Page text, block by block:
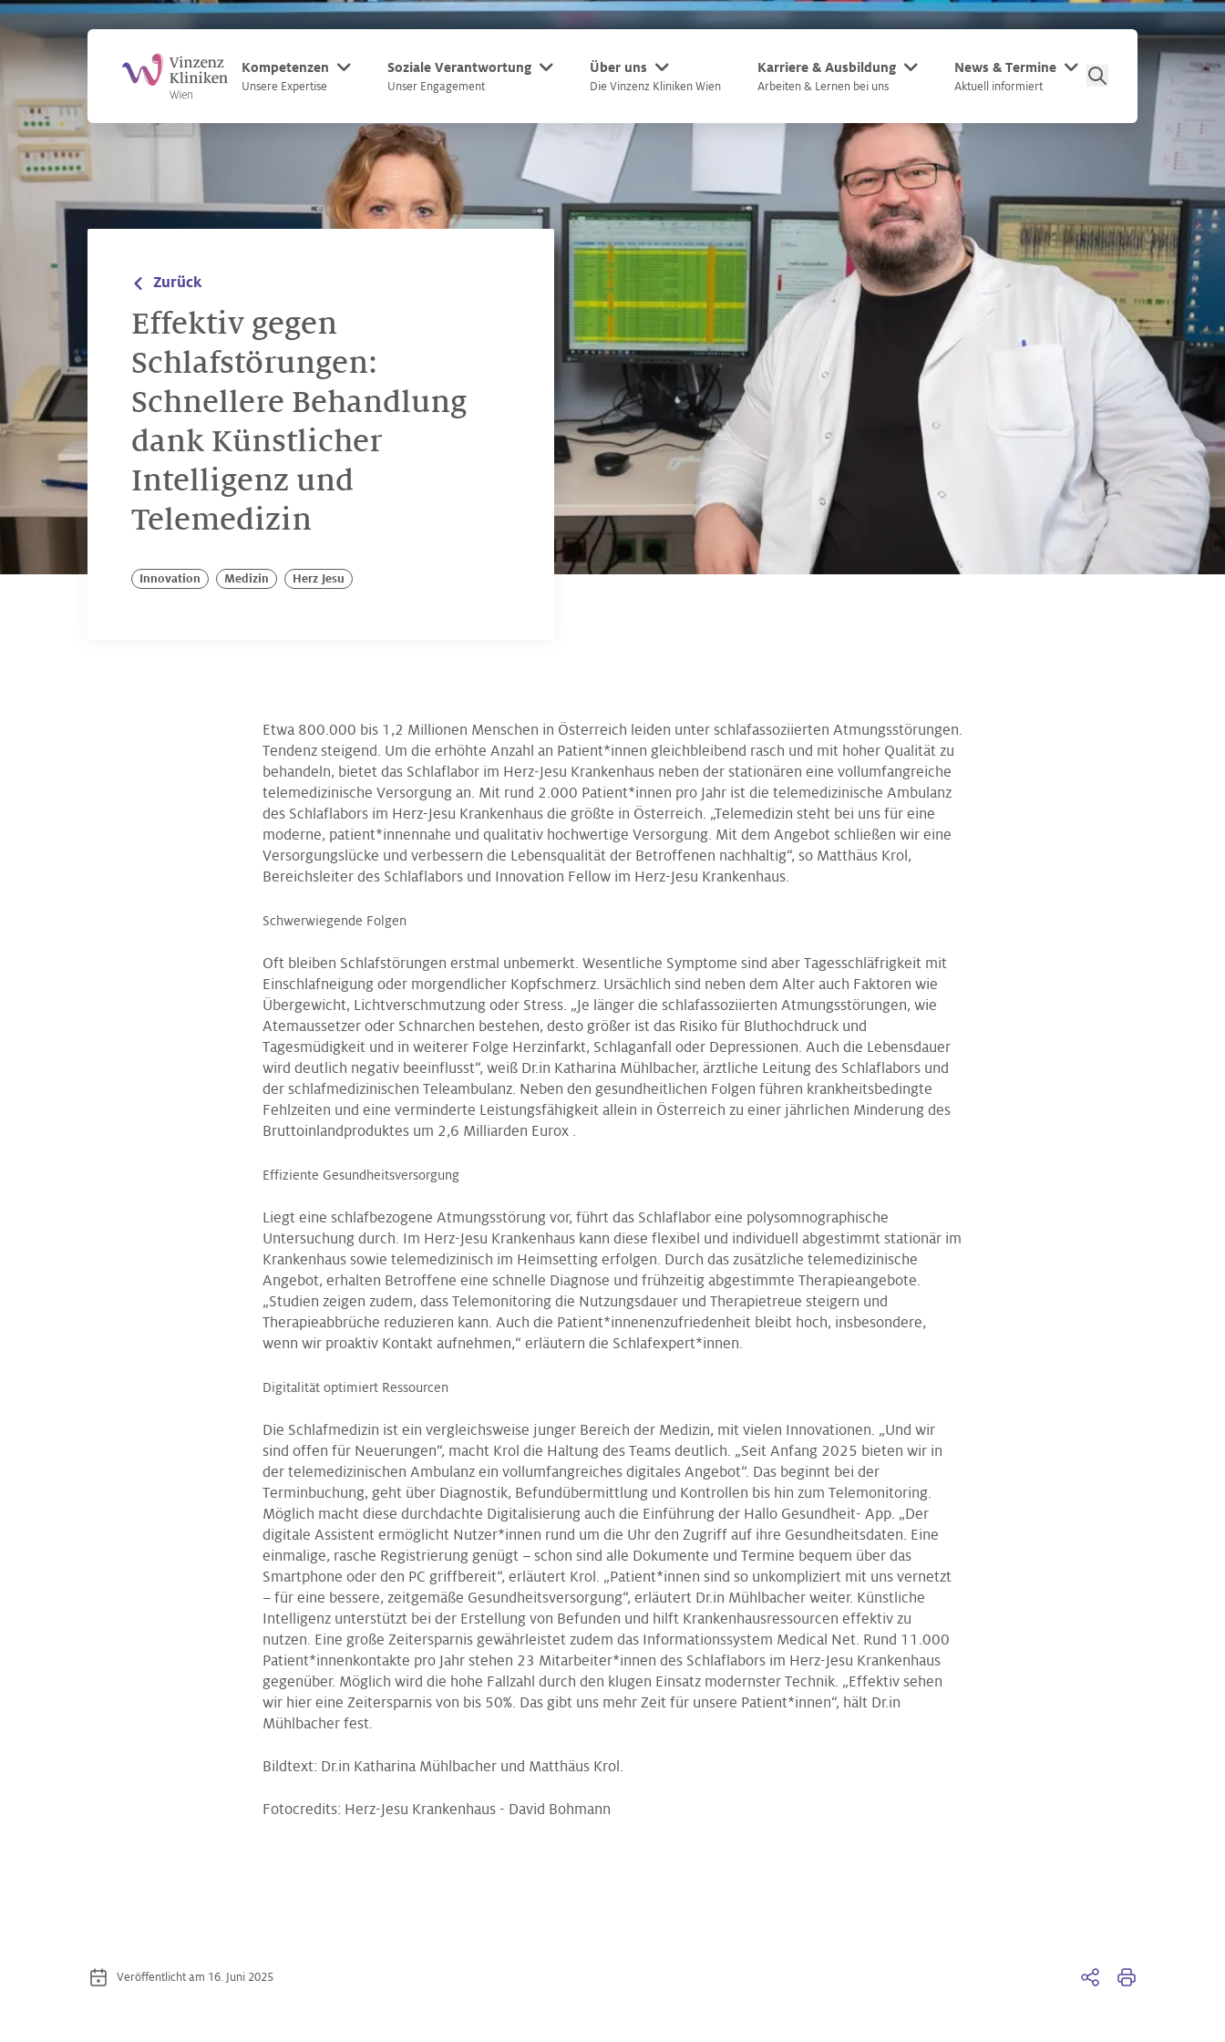
Zum Hauptinhalt
Kompetenzen
Unsere Expertise
Soziale Verantwortung
Unser Engagement
Über uns
Die Vinzenz Kliniken Wien
Karriere & Ausbildung
Arbeiten & Lernen bei uns
News & Termine
Aktuell informiert
Zurück
Effektiv gegen
Schlafstörungen:
Schnellere Behandlung
dank Künstlicher
Intelligenz und
Telemedizin
Innovation Medizin Herz Jesu
Etwa 800.000 bis 1,2 Millionen Menschen in Österreich leiden unter schlafassoziierten Atmungsstörungen.
Tendenz steigend. Um die erhöhte Anzahl an Patient*innen gleichbleibend rasch und mit hoher Qualität zu
behandeln, bietet das Schlaflabor im Herz-Jesu Krankenhaus neben der stationären eine vollumfangreiche
telemedizinische Versorgung an. Mit rund 2.000 Patient*innen pro Jahr ist die telemedizinische Ambulanz
des Schlaflabors im Herz-Jesu Krankenhaus die größte in Österreich. „Telemedizin steht bei uns für eine
moderne, patient*innennahe und qualitativ hochwertige Versorgung. Mit dem Angebot schließen wir eine
Versorgungslücke und verbessern die Lebensqualität der Betroffenen nachhaltig“, so Matthäus Krol,
Bereichsleiter des Schlaflabors und Innovation Fellow im Herz-Jesu Krankenhaus.
Schwerwiegende Folgen
Oft bleiben Schlafstörungen erstmal unbemerkt. Wesentliche Symptome sind aber Tagesschläfrigkeit mit
Einschlafneigung oder morgendlicher Kopfschmerz. Ursächlich sind neben dem Alter auch Faktoren wie
Übergewicht, Lichtverschmutzung oder Stress. „Je länger die schlafassoziierten Atmungsstörungen, wie
Atemaussetzer oder Schnarchen bestehen, desto größer ist das Risiko für Bluthochdruck und
Tagesmüdigkeit und in weiterer Folge Herzinfarkt, Schlaganfall oder Depressionen. Auch die Lebensdauer
wird deutlich negativ beeinflusst“, weiß Dr.in Katharina Mühlbacher, ärztliche Leitung des Schlaflabors und
der schlafmedizinischen Teleambulanz. Neben den gesundheitlichen Folgen führen krankheitsbedingte
Fehlzeiten und eine verminderte Leistungsfähigkeit allein in Österreich zu einer jährlichen Minderung des
Bruttoinlandproduktes um 2,6 Milliarden Eurox .
Effiziente Gesundheitsversorgung
Liegt eine schlafbezogene Atmungsstörung vor, führt das Schlaflabor eine polysomnographische
Untersuchung durch. Im Herz-Jesu Krankenhaus kann diese flexibel und individuell abgestimmt stationär im
Krankenhaus sowie telemedizinisch im Heimsetting erfolgen. Durch das zusätzliche telemedizinische
Angebot, erhalten Betroffene eine schnelle Diagnose und frühzeitig abgestimmte Therapieangebote.
„Studien zeigen zudem, dass Telemonitoring die Nutzungsdauer und Therapietreue steigern und
Therapieabbrüche reduzieren kann. Auch die Patient*innenenzufriedenheit bleibt hoch, insbesondere,
wenn wir proaktiv Kontakt aufnehmen,“ erläutern die Schlafexpert*innen.
Digitalität optimiert Ressourcen
Die Schlafmedizin ist ein vergleichsweise junger Bereich der Medizin, mit vielen Innovationen. „Und wir
sind offen für Neuerungen“, macht Krol die Haltung des Teams deutlich. „Seit Anfang 2025 bieten wir in
der telemedizinischen Ambulanz ein vollumfangreiches digitales Angebot“. Das beginnt bei der
Terminbuchung, geht über Diagnostik, Befundübermittlung und Kontrollen bis hin zum Telemonitoring.
Möglich macht diese durchdachte Digitalisierung auch die Einführung der Hallo Gesundheit- App. „Der
digitale Assistent ermöglicht Nutzer*innen rund um die Uhr den Zugriff auf ihre Gesundheitsdaten. Eine
einmalige, rasche Registrierung genügt – schon sind alle Dokumente und Termine bequem über das
Smartphone oder den PC griffbereit“, erläutert Krol. „Patient*innen sind so unkompliziert mit uns vernetzt
– für eine bessere, zeitgemäße Gesundheitsversorgung“, erläutert Dr.in Mühlbacher weiter. Künstliche
Intelligenz unterstützt bei der Erstellung von Befunden und hilft Krankenhausressourcen effektiv zu
nutzen. Eine große Zeitersparnis gewährleistet zudem das Informationssystem Medical Net. Rund 11.000
Patient*innenkontakte pro Jahr stehen 23 Mitarbeiter*innen des Schlaflabors im Herz-Jesu Krankenhaus
gegenüber. Möglich wird die hohe Fallzahl durch den klugen Einsatz modernster Technik. „Effektiv sehen
wir hier eine Zeitersparnis von bis 50%. Das gibt uns mehr Zeit für unsere Patient*innen“, hält Dr.in
Mühlbacher fest.
Bildtext: Dr.in Katharina Mühlbacher und Matthäus Krol.
Fotocredits: Herz-Jesu Krankenhaus - David Bohmann
Veröffentlicht am 16. Juni 2025